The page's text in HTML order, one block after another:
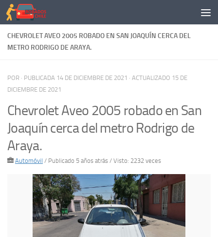
Saltar al contenido
CHEVROLET AVEO 2005 ROBADO EN SAN JOAQUÍN CERCA DEL
METRO RODRIGO DE ARAYA.
POR · PUBLICADA 14 DE DICIEMBRE DE 2021 · ACTUALIZADO 15 DE
DICIEMBRE DE 2021
Chevrolet Aveo 2005 robado en San
Joaquín cerca del metro Rodrigo de
Araya.
Automóvil / Publicado 5 años atrás / Visto: 2232 veces